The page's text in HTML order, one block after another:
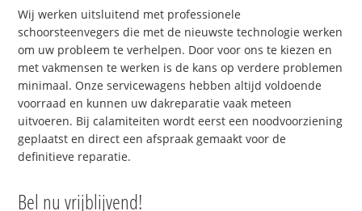
Wij werken uitsluitend met professionele
schoorsteenvegers die met de nieuwste technologie werken
om uw probleem te verhelpen. Door voor ons te kiezen en
met vakmensen te werken is de kans op verdere problemen
minimaal. Onze servicewagens hebben altijd voldoende
voorraad en kunnen uw dakreparatie vaak meteen
uitvoeren. Bij calamiteiten wordt eerst een noodvoorziening
geplaatst en direct een afspraak gemaakt voor de
definitieve reparatie.
Bel nu vrijblijvend!